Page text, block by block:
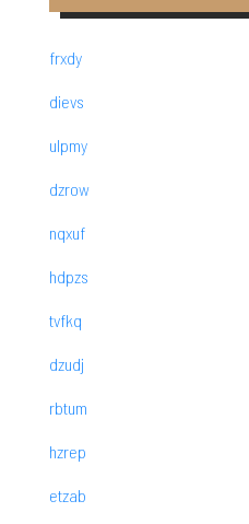
frxdy
dievs
ulpmy
dzrow
nqxuf
hdpzs
tvfkq
dzudj
rbtum
hzrep
etzab